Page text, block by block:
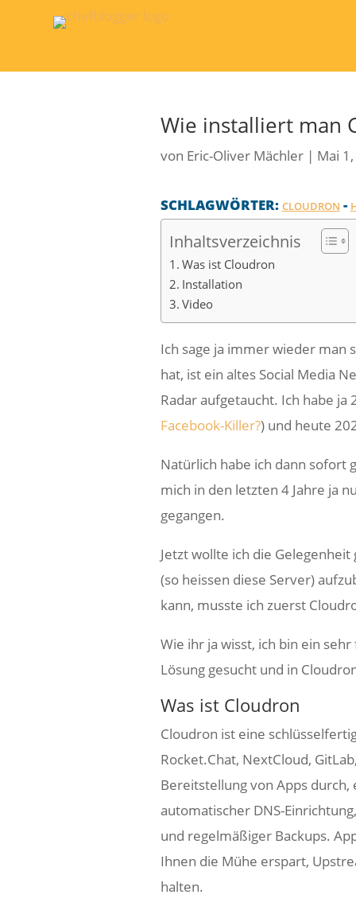
Wie installiert man
von Eric-Oliver Mächler| Mai
SCHLAGWÖRTER: CLOUDRON -
Inhaltsverzeichnis
Was ist Cloudron
Installation
Video
Ich sage ja immer wieder man
hat, ist ein altes Social Media
Radar aufgetaucht. Ich habe
Facebook-Killer?) und heute
Natürlich habe ich dann sofort
mich in den letzten 4 Jahre ja
gegangen.
Jetzt wollte ich die
(so heissen diese Server)
kann, musste ich zuerst
Wie ihr ja wisst, ich bin ein
Lösung gesucht und in
Was ist Cloudron
Cloudron ist eine
Rocket.Chat, NextCloud,
Bereitstellung von Apps
automatischer DNS-
und regelmäßiger Backups.
Ihnen die Mühe erspart,
halten.